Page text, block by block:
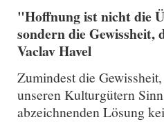
"Hoffnung ist nicht die
sondern die Gewissheit,
Vaclav Havel
Zumindest die
unseren Kulturgütern
abzeichnenden Lösung